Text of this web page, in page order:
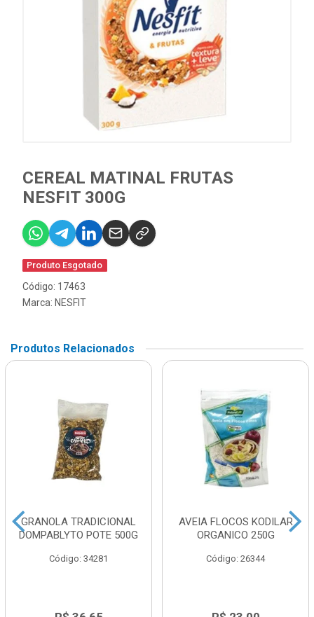
CEREAL MATINAL FRUTAS
NESFIT 300G
Produto Esgotado
Código: 17463
Marca: NESFIT
Produtos Relacionados
GRANOLA TRADICIONAL
DOMPABLYTO POTE 500G
Código: 34281
AVEIA FLOCOS KODILAR
ORGANICO 250G
Código: 26344